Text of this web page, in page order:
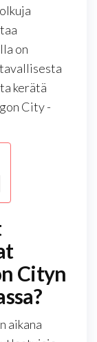
on
kerätä
City -
Cityn
aikana